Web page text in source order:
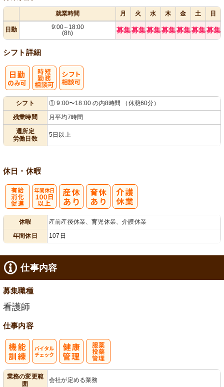
就業時間 月 火 水 木 金 土 日
日勤 9:00～ 18:00
(8h)
募集募集募集募集募集募集募集
シフト詳細
シフト
① 9:00〜18:00 の内8時間 （休憩60分）
残業時間
月平均7時間
週所定
労働日数
5日以上
休日・休暇
休暇
産前産後休業、育児休業、介護休業
年間休日
107日
仕事内容
募集職種
看護師
仕事内容
業務の変更範
囲
会社が定める業務